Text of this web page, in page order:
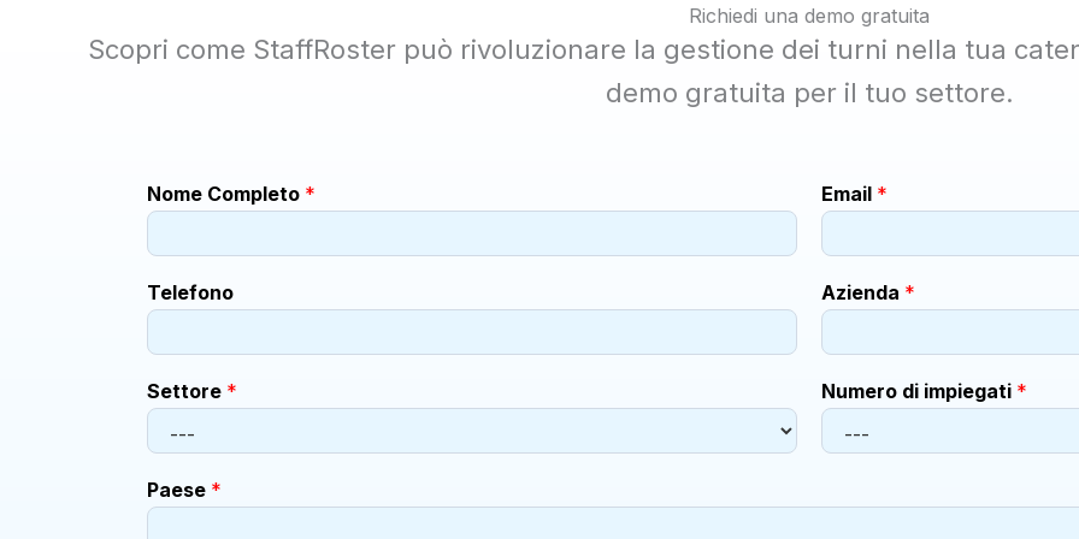
Richiedi una demo gratuita
Scopri come StaffRoster può rivoluzionare la gestione dei turni nella tua
demo gratuita per il tuo settore.
Nome Completo * Email *
Telefono Azienda *
Settore * Numero di impiegati *
Paese *